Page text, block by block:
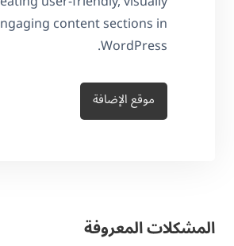
content sections in
WordPress.
موقع الإضافة
المشكلات المعروفة